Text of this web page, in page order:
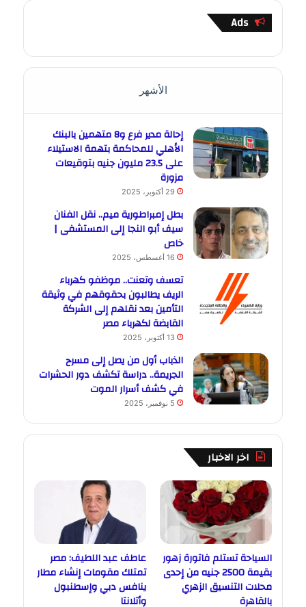
Ads
الأشهر
إحالة مدير فرع و8 متهمين بالبنك
الأهلي للمحاكمة بتهمة الاستيلاء
على 23.5 مليون جنيه بتوقيعات
مزورة
29 أكتوبر، 2025
بطل إمبراطورية ميم.. نقل الفنان
سيف أبو النجا إلى المستشفى |
خاص
16 أغسطس، 2025
تعسف وتعنت.. موظفو كهرباء
الريف يطالبون بحقوقهم في وثيقة
التأمين بعد نقلهم إلى الشركة
القابضة لكهرباء مصر
13 أكتوبر، 2025
الذباب أول من يصل إلى مسرح
الجريمة.. دراسة تكشف دور الحشرات
في كشف أسرار الموت
5 نوفمبر، 2025
اخر الاخبار
السياحة تستلم فاتورة زهور
بقيمة 2500 جنيه من إحدى
محلات التنسيق الزهري
بالقاهرة
عاطف عبد اللطيف: مصر
تمتلك مقومات إنشاء مطار
ينافس دبي وإسطنبول
وأتلانتا